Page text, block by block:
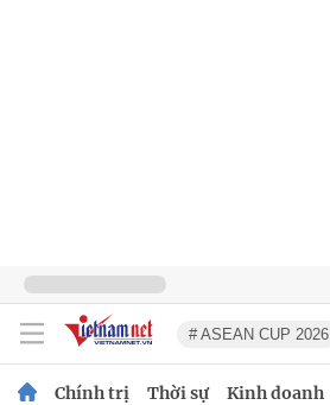
# ASEAN CUP 2026
Chính trị Thời sự Kinh doanh